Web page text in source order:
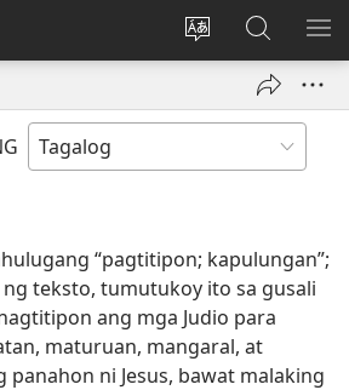
Baguhin
ng
Mag-
log
bubukas
sa
JW.ORG
“pagtitipon; kapulungan”;
teksto, tumutukoy ito sa gusali
ang mga Judio para
maturuan, mangaral, at
panahon ni Jesus, bawat malaking